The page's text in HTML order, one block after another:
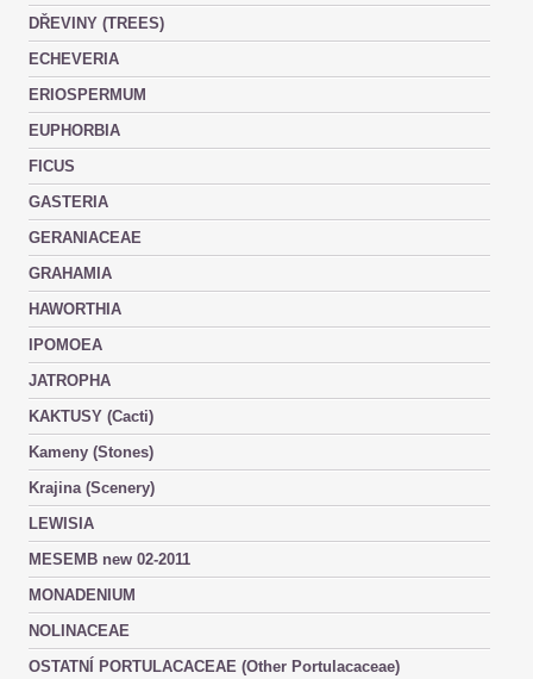
DŘEVINY (TREES)
ECHEVERIA
ERIOSPERMUM
EUPHORBIA
FICUS
GASTERIA
GERANIACEAE
GRAHAMIA
HAWORTHIA
IPOMOEA
JATROPHA
KAKTUSY (Cacti)
Kameny (Stones)
Krajina (Scenery)
LEWISIA
MESEMB new 02-2011
MONADENIUM
NOLINACEAE
OSTATNÍ PORTULACACEAE (Other Portulacaceae)